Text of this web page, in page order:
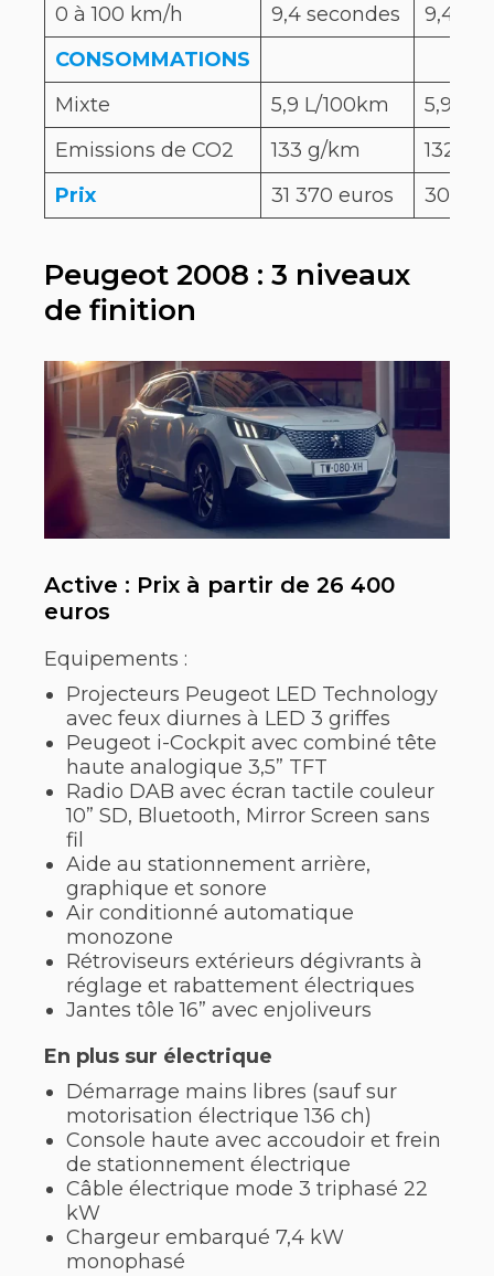
0 à 100 km/h
9,4 secondes
9,4
CONSOMMATIONS
Mixte
5,9 L/100km
5,9 L/
Emissions de CO2
133 g/km
132 g/
Prix
31 370 euros 30
Peugeot 2008 : 3 niveaux
de finition
Active : Prix à partir de 26 400
euros
Equipements :
Projecteurs Peugeot LED Technology
avec feux diurnes à LED 3 griffes
Peugeot i-Cockpit avec combiné tête
haute analogique 3,5” TFT
Radio DAB avec écran tactile couleur
10” SD, Bluetooth, Mirror Screen sans
fil
Aide au stationnement arrière,
graphique et sonore
Air conditionné automatique
monozone
Rétroviseurs extérieurs dégivrants à
réglage et rabattement électriques
Jantes tôle 16” avec enjoliveurs
En plus sur électrique
Démarrage mains libres (sauf sur
motorisation électrique 136 ch)
Console haute avec accoudoir et frein
de stationnement électrique
Câble électrique mode 3 triphasé 22
kW
Chargeur embarqué 7,4 kW
monophasé